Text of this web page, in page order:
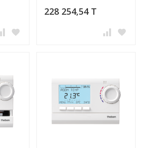
228 254,54 T